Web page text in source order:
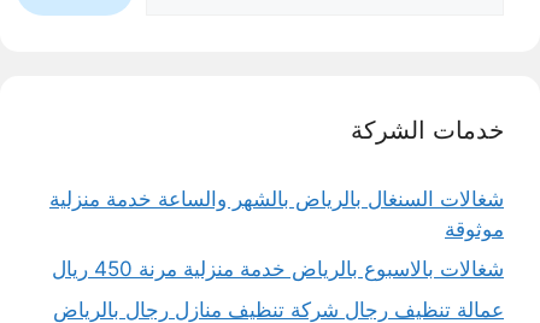
خدمات الشركة
شغالات السنغال بالرياض بالشهر والساعة خدمة منزلية
موثوقة
شغالات بالاسبوع بالرياض خدمة منزلية مرنة 450 ريال
عمالة تنظيف رجال شركة تنظيف منازل رجال بالرياض